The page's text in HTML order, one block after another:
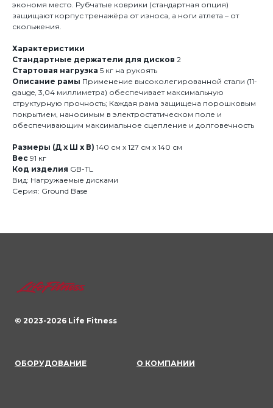
экономя место. Рубчатые коврики (стандартная опция)
защищают корпус тренажёра от износа, а ноги атлета – от
скольжения.
Характеристики
Стандартные держатели для дисков 2
Стартовая нагрузка 5 кг на рукоять
Описание рамы Применение высоколегированной стали (11-
gauge, 3,04 миллиметра) обеспечивает максимальную
структурную прочность; Каждая рама защищена порошковым
покрытием, наносимым в электростатическом поле и
обеспечивающим максимальное сцепление и долговечность
Размеры (Д x Ш x В) 140 см x 127 см x 140 см
Вес 91 кг
Код изделия GB-TL
Вид: Нагружаемые дисками
Серия: Ground Base
© 2023-2026 Life Fitness
ОБОРУДОВАНИЕ О КОМПАНИИ